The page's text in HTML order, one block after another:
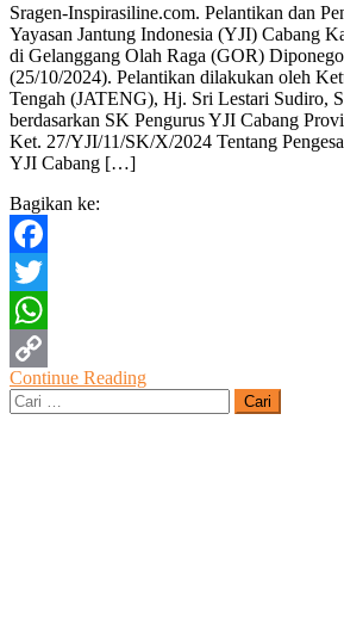
Sragen-Inspirasiline.com. Pelantikan dan
Yayasan Jantung Indonesia (YJI) Cabang
di Gelanggang Olah Raga (GOR)
(25/10/2024). Pelantikan dilakukan oleh
Tengah (JATENG), Hj. Sri Lestari Sudiro,
berdasarkan SK Pengurus YJI Cabang
Ket. 27/YJI/11/SK/X/2024 Tentang
YJI Cabang […]
Bagikan ke:
Facebook
Twitter
WhatsApp
Copy
Continue Reading
Cari
untuk: